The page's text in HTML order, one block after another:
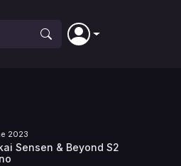
2023
Sensen & Beyond S2